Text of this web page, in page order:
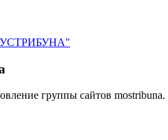
группы сайтов